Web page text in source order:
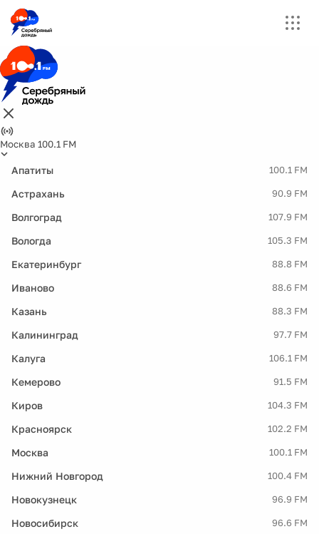
Москва 100.1 FM
Апатиты 100.1 FM
Астрахань 90.9 FM
Волгоград 107.9 FM
Вологда 105.3 FM
Екатеринбург 88.8 FM
Иваново 88.6 FM
Казань 88.3 FM
Калининград 97.7 FM
Калуга 106.1 FM
Кемерово 91.5 FM
Киров 104.3 FM
Красноярск 102.2 FM
Москва 100.1 FM
Нижний Новгород 100.4 FM
Новокузнецк 96.9 FM
Новосибирск 96.6 FM